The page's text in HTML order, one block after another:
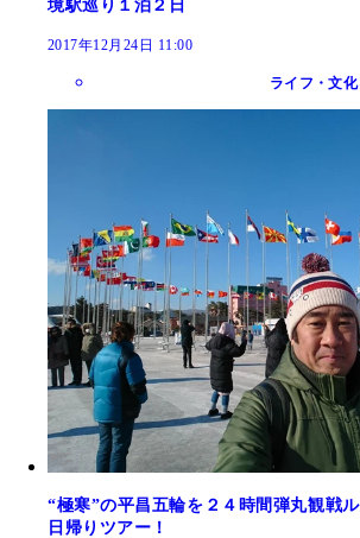
境駅巡り１泊２日
2017年12月24日 11:00
ライフ・文化
“極寒”の平昌五輪を２４時間弾丸観戦
日帰りツアー！